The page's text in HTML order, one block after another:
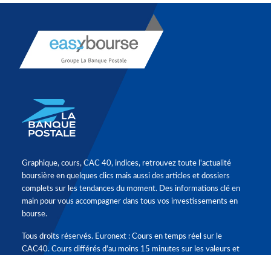
Graphique, cours, CAC 40, indices, retrouvez toute l'actualité
boursière en quelques clics mais aussi des articles et dossiers
complets sur les tendances du moment. Des informations clé en
main pour vous accompagner dans tous vos investissements en
bourse.
Tous droits réservés. Euronext : Cours en temps réel sur le
CAC40. Cours différés d'au moins 15 minutes sur les valeurs et